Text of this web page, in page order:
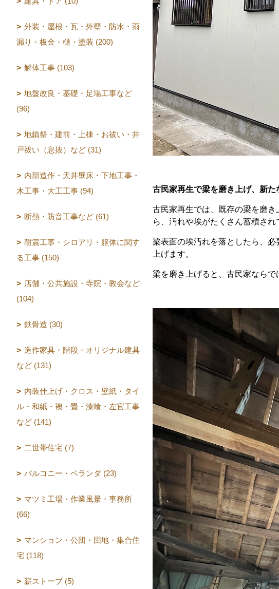
古民家再生で梁を磨き上げ、新た
古民家再生では、既存の梁を磨
ら、汚れや埃がたくさん蓄積され
梁表面の埃汚れを落としたら、
上げます。
梁を磨き上げると、古民家ならで
外装・屋根・瓦・外壁・防水・雨
漏り・板金・樋・塗装 (200)
解体工事 (103)
地盤改良・基礎・足場工事など
(96)
地鎮祭・建前・上棟・お祓い・井
戸祓い（息抜）など (31)
内部造作・天井壁床・下地工事・
木工事・大工工事 (94)
断熱・防音工事など (61)
耐震工事・シロアリ・躯体に関す
る工事 (150)
店舗・公共施設・寺院・教会など
(104)
鉄骨造 (30)
造作家具・階段・オリジナル建具
など (131)
内装仕上げ・クロス・壁紙・タイ
ル・和紙・襖・畳・漆喰・左官工事
など (141)
二世帯住宅 (7)
バルコニー・ベランダ (23)
マツミ工場・作業風景・事務所
(66)
マンション・公団・団地・集合住
宅 (118)
薪ストーブ (5)